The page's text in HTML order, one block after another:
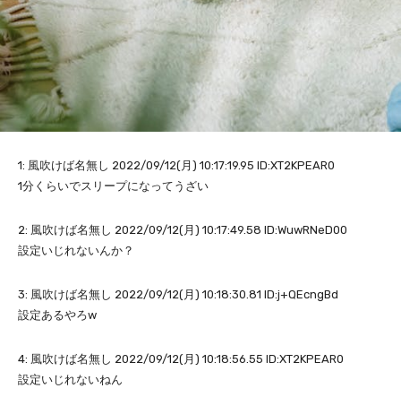
1: 風吹けば名無し 2022/09/12(月) 10:17:19.95 ID:XT2KPEAR0
1分くらいでスリープになってうざい
2: 風吹けば名無し 2022/09/12(月) 10:17:49.58 ID:WuwRNeD00
設定いじれないんか？
3: 風吹けば名無し 2022/09/12(月) 10:18:30.81 ID:j+QEcngBd
設定あるやろw
4: 風吹けば名無し 2022/09/12(月) 10:18:56.55 ID:XT2KPEAR0
設定いじれないねん